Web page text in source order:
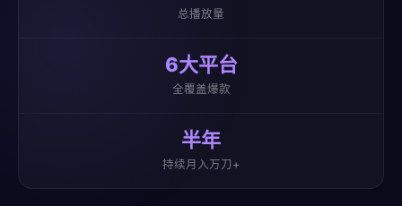
总播放量
6大平台
全覆盖爆款
半年
持续月入万刀+